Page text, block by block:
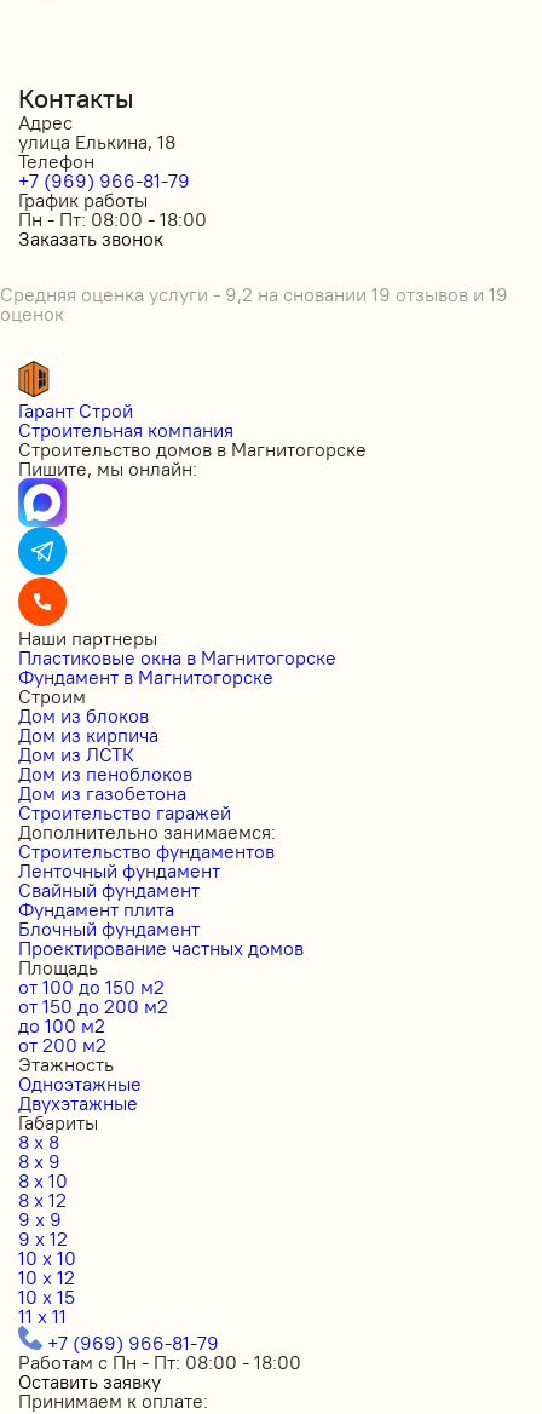
Контакты
Адрес
улица Елькина, 18
Телефон
+7 (969) 966-81-79
График работы
Пн - Пт: 08:00 - 18:00
Заказать звонок
Средняя оценка услуги - 9,2 на сновании 19 отзывов и 19
оценок
Гарант Строй
Строительная компания
Строительство домов в Магнитогорске
Пишите, мы онлайн:
Наши партнеры
Пластиковые окна в Магнитогорске
Фундамент в Магнитогорске
Строим
Дом из блоков
Дом из кирпича
Дом из ЛСТК
Дом из пеноблоков
Дом из газобетона
Строительство гаражей
Дополнительно занимаемся:
Строительство фундаментов
Ленточный фундамент
Свайный фундамент
Фундамент плита
Блочный фундамент
Проектирование частных домов
Площадь
от 100 до 150 м2
от 150 до 200 м2
до 100 м2
от 200 м2
Этажность
Одноэтажные
Двухэтажные
Габариты
8 x 8
8 x 9
8 x 10
8 x 12
9 x 9
9 x 12
10 x 10
10 x 12
10 x 15
11 x 11
+7 (969) 966-81-79
Работам с Пн - Пт: 08:00 - 18:00
Оставить заявку
Принимаем к оплате: